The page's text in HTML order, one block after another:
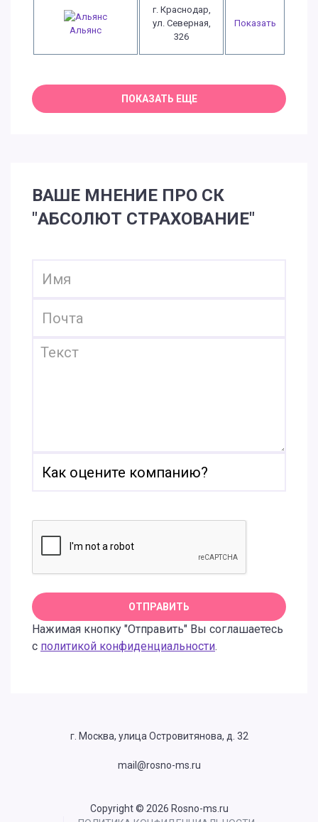
Альянс
г. Краснодар,
ул. Северная,
326
Показать
ВАШЕ МНЕНИЕ ПРО СК
"АБСОЛЮТ СТРАХОВАНИЕ"
Нажимая кнопку "Отправить" Вы соглашаетесь
с политикой конфиденциальности.
г. Москва, улица Островитянова, д. 32
mail@rosno-ms.ru
Copyright © 2026 Rosno-ms.ru